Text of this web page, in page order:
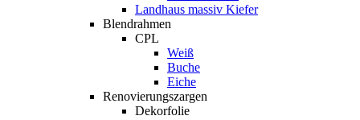
Landhaus massiv Kiefer
Blendrahmen
CPL
Weiß
Buche
Eiche
Renovierungszargen
Dekorfolie